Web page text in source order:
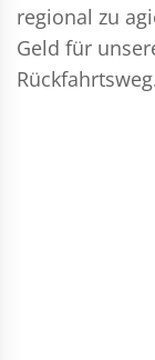
regional zu
Geld für